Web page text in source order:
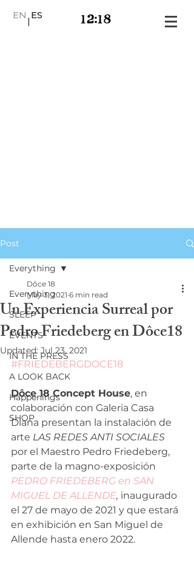
EN ES
|
Post
Everything
SLEEP
EVENTS
IN THE PRESS
A LOOK BACK
Happenings
SHOP
Everything
Un Experiencia Surreal por
Pedro Friedeberg en Dôce18
Dôce 18
May 3, 2021 6 min read
Updated: Jul 23, 2021
#FRIEDEBERGDOCE18
Dôce 18 Concept House, en
colaboración con Galeria Casa
Diana presentan la instalación de
arte LAS REDES ANTI SOCIALES
por el Maestro Pedro Friedeberg,
parte de la magno-exposición
PEDRO FRIEDEBERG en SAN
MIGUEL DE ALLENDE, inaugurado
el 27 de mayo de 2021 y que estará
en exhibición en San Miguel de
Allende hasta enero 2022.